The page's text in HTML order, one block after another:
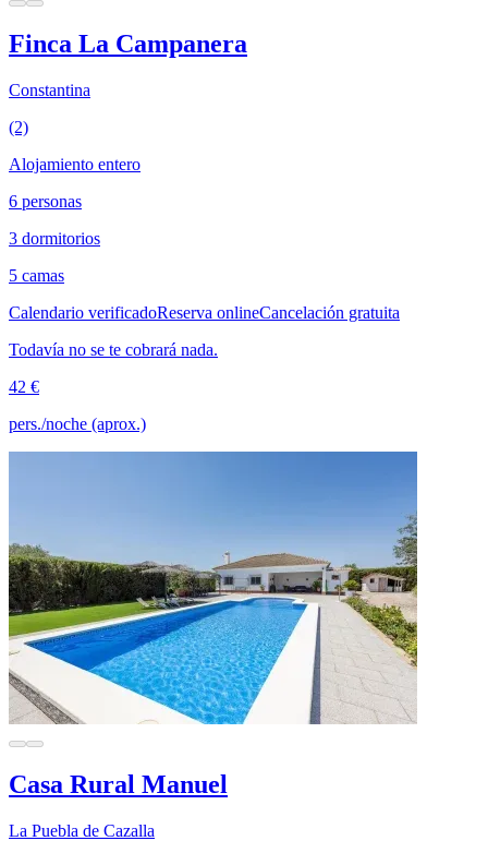
Finca La Campanera
Constantina
(2)
Alojamiento entero
6 personas
3 dormitorios
5 camas
Calendario verificadoReserva onlineCancelación gratuita
Todavía no se te cobrará nada.
42 €
pers./noche (aprox.)
Casa Rural Manuel
La Puebla de Cazalla